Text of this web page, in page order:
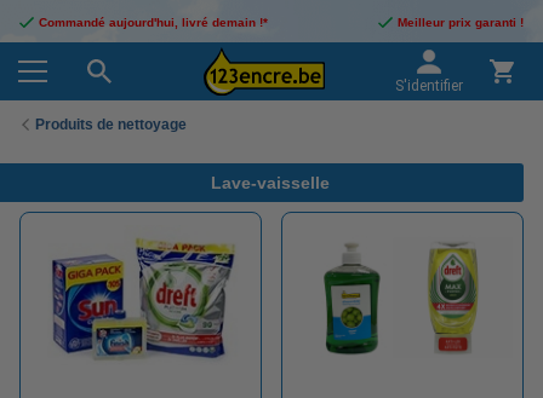
Commandé aujourd'hui, livré demain !* Meilleur prix garanti !
S'identifier
Produits de nettoyage
Lave-vaisselle